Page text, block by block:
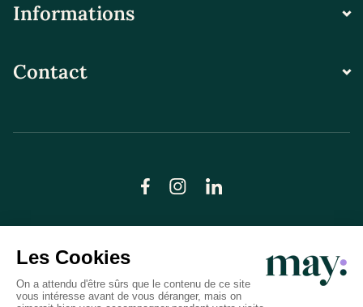
Informations
Contact
© LN CARE 2026